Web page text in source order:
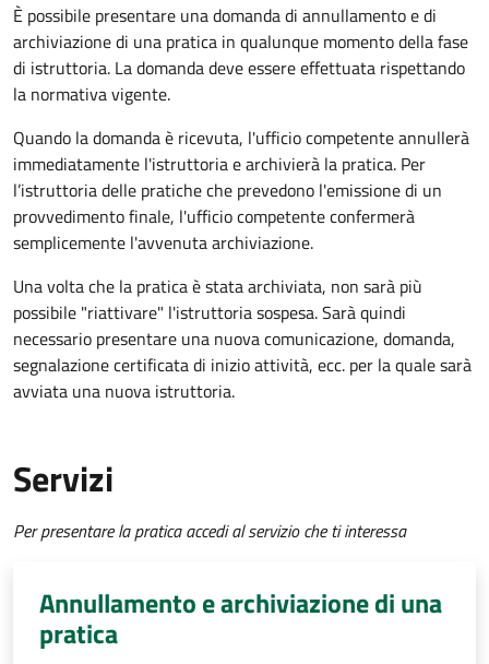
È possibile presentare una domanda di annullamento e di
archiviazione di una pratica in qualunque momento della fase
di istruttoria. La domanda deve essere effettuata rispettando
la normativa vigente.
Quando la domanda è ricevuta, l'ufficio competente annullerà
immediatamente l'istruttoria e archivierà la pratica. Per
l’istruttoria delle pratiche che prevedono l'emissione di un
provvedimento finale, l'ufficio competente confermerà
semplicemente l'avvenuta archiviazione.
Una volta che la pratica è stata archiviata, non sarà più
possibile "riattivare" l'istruttoria sospesa. Sarà quindi
necessario presentare una nuova comunicazione, domanda,
segnalazione certificata di inizio attività, ecc. per la quale sarà
avviata una nuova istruttoria.
Servizi
Per presentare la pratica accedi al servizio che ti interessa
Annullamento e archiviazione di una
pratica